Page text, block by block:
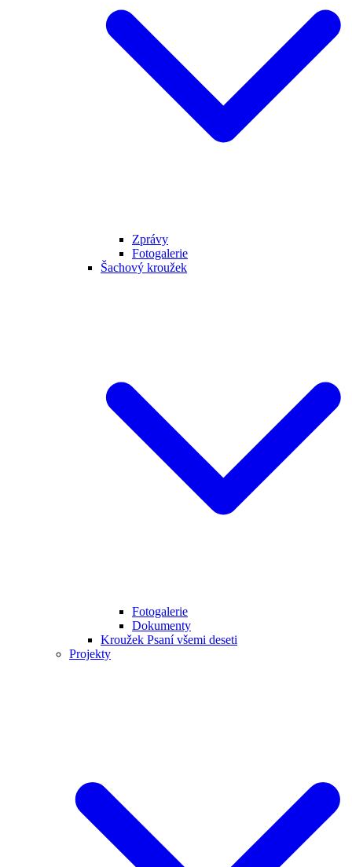
Zprávy
Fotogalerie
Šachový kroužek
Fotogalerie
Dokumenty
Kroužek Psaní všemi deseti
Projekty